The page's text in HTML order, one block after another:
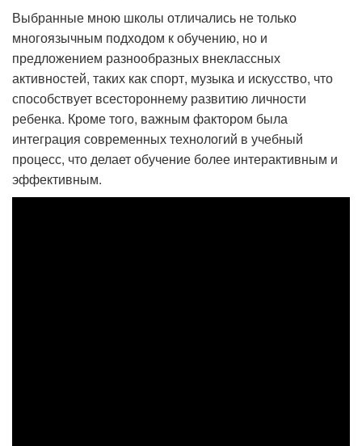
Выбранные мною школы отличались не только
многоязычным подходом к обучению, но и
предложением разнообразных внеклассных
активностей, таких как спорт, музыка и искусство, что
способствует всестороннему развитию личности
ребенка. Кроме того, важным фактором была
интеграция современных технологий в учебный
процесс, что делает обучение более интерактивным и
эффективным.